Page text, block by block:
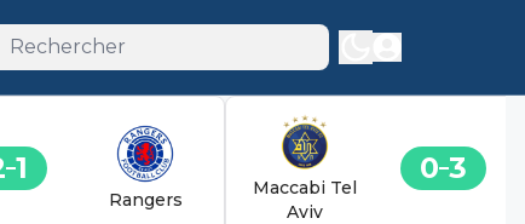
1
Rangers
Maccabi Tel
Aviv
0 3